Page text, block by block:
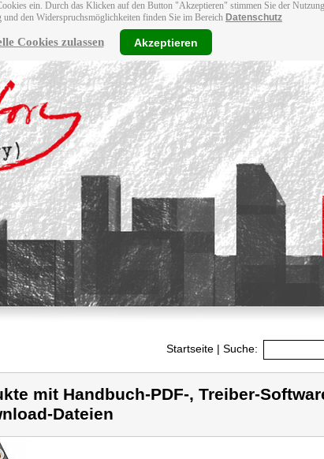
ein. Durch das Klicken auf den Button "Akzeptieren" stimmen Sie der
den Widerspruchsmöglichkeiten finden Sie im Bereich Datenschutz
Cookies zulassen Akzeptieren
Startseite | Suche:
mit Handbuch-PDF-, Treiber-
Dateien